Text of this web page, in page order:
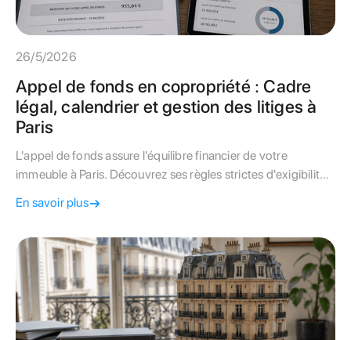
26/5/2026
Appel de fonds en copropriété : Cadre
légal, calendrier et gestion des litiges à
Paris
L'appel de fonds assure l'équilibre financier de votre
immeuble à Paris. Découvrez ses règles strictes d'exigibilité
En savoir plus